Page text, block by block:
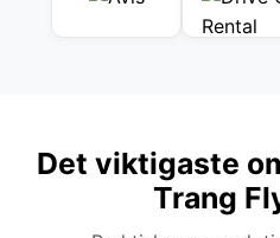
Det viktigaste
Trang